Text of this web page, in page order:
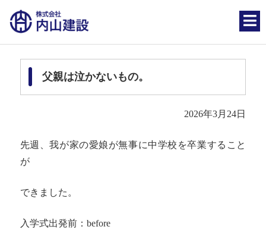
父親は泣かないもの。
2026年3月24日
先週、我が家の愛娘が無事に中学校を卒業すること
が
できました。
入学式出発前：before